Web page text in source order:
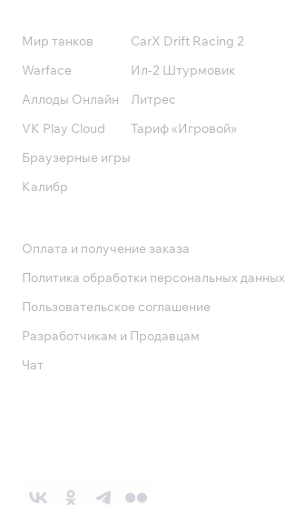
Мир танков
Warface
Аллоды Онлайн
VK Play Cloud
Браузерные игры
Калибр
CarX Drift Racing 2
Ил-2 Штурмовик
Литрес
Тариф «Игровой»
Оплата и получение заказа
Политика обработки персональных данных
Пользовательское соглашение
Разработчикам и Продавцам
Чат